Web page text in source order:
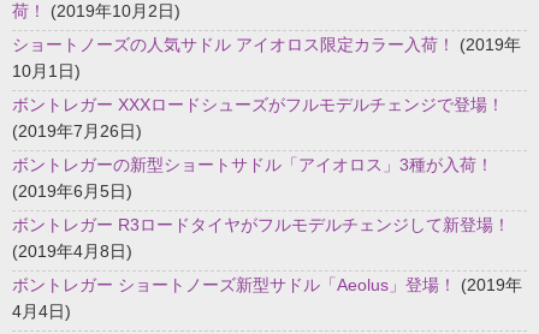
荷！
(2019年10月2日)
ショートノーズの人気サドル アイオロス限定カラー入荷！
(2019年
10月1日)
ボントレガー XXXロードシューズがフルモデルチェンジで登場！
(2019年7月26日)
ボントレガーの新型ショートサドル「アイオロス」3種が入荷！
(2019年6月5日)
ボントレガー R3ロードタイヤがフルモデルチェンジして新登場！
(2019年4月8日)
ボントレガー ショートノーズ新型サドル「Aeolus」登場！
(2019年
4月4日)